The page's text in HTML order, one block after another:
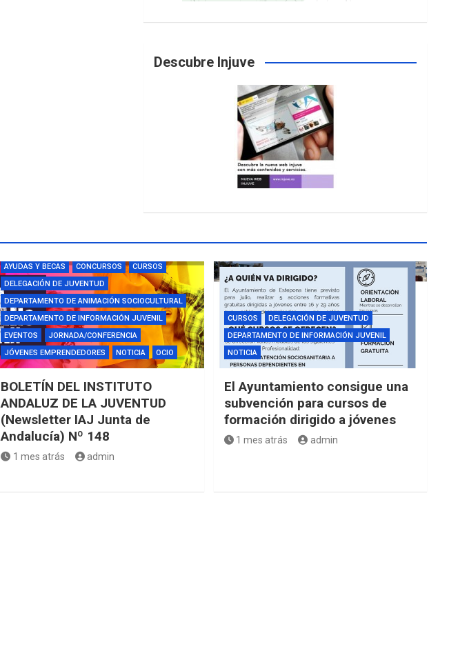
Descubre Injuve
AYUDAS Y BECAS CONCURSOS
CURSOS
DELEGACIÓN DE JUVENTUD
DEPARTAMENTO DE ANIMACIÓN SOCIOCULTURAL
DEPARTAMENTO DE INFORMACIÓN JUVENIL
EVENTOS
JORNADA/CONFERENCIA
JÓVENES EMPRENDEDORES
NOTICIA OCIO
BOLETÍN DEL INSTITUTO
ANDALUZ DE LA JUVENTUD
(Newsletter IAJ Junta de
Andalucía) Nº 148
1 mes atrás admin
CURSOS
DELEGACIÓN DE JUVENTUD
DEPARTAMENTO DE INFORMACIÓN JUVENIL
NOTICIA
El Ayuntamiento consigue una
subvención para cursos de
formación dirigido a jóvenes
1 mes atrás admin